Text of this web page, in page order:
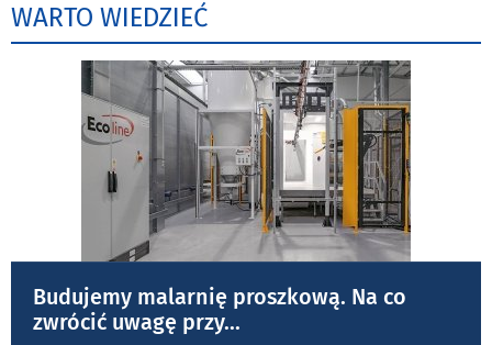
WARTO WIEDZIEĆ
Budujemy malarnię proszkową. Na co
zwrócić uwagę przy...